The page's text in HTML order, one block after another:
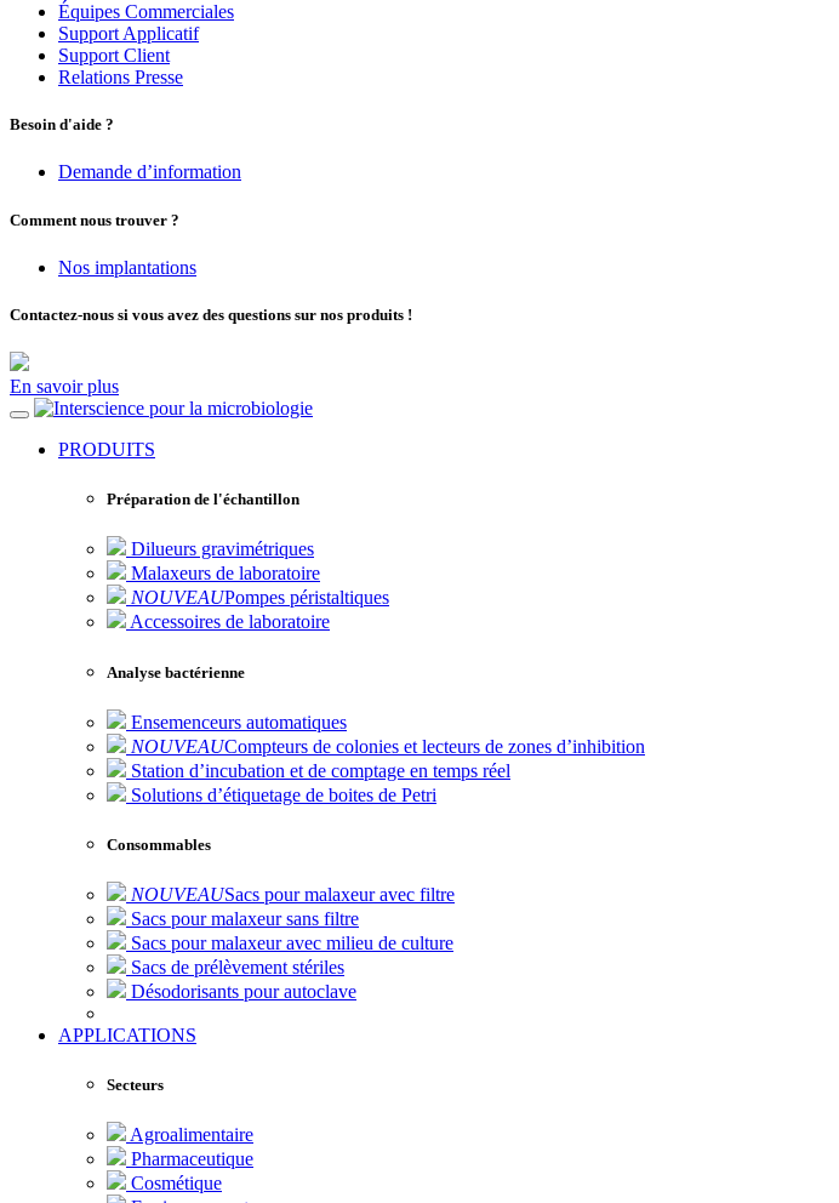
Équipes Commerciales
Support Applicatif
Support Client
Relations Presse
Besoin d'aide ?
Demande d’information
Comment nous trouver ?
Nos implantations
Contactez-nous si vous avez des questions sur nos produits !
En savoir plus
pour la microbiologie
PRODUITS
Préparation de l'échantillon
Dilueurs gravimétriques
Malaxeurs de laboratoire
NOUVEAUPompes péristaltiques
Accessoires de laboratoire
Analyse bactérienne
Ensemenceurs automatiques
NOUVEAUCompteurs de colonies et lecteurs de zones d’inhibition
Station d’incubation et de comptage en temps réel
Solutions d’étiquetage de boites de Petri
Consommables
NOUVEAUSacs pour malaxeur avec filtre
Sacs pour malaxeur sans filtre
Sacs pour malaxeur avec milieu de culture
Sacs de prélèvement stériles
Désodorisants pour autoclave
APPLICATIONS
Secteurs
Agroalimentaire
Pharmaceutique
Cosmétique